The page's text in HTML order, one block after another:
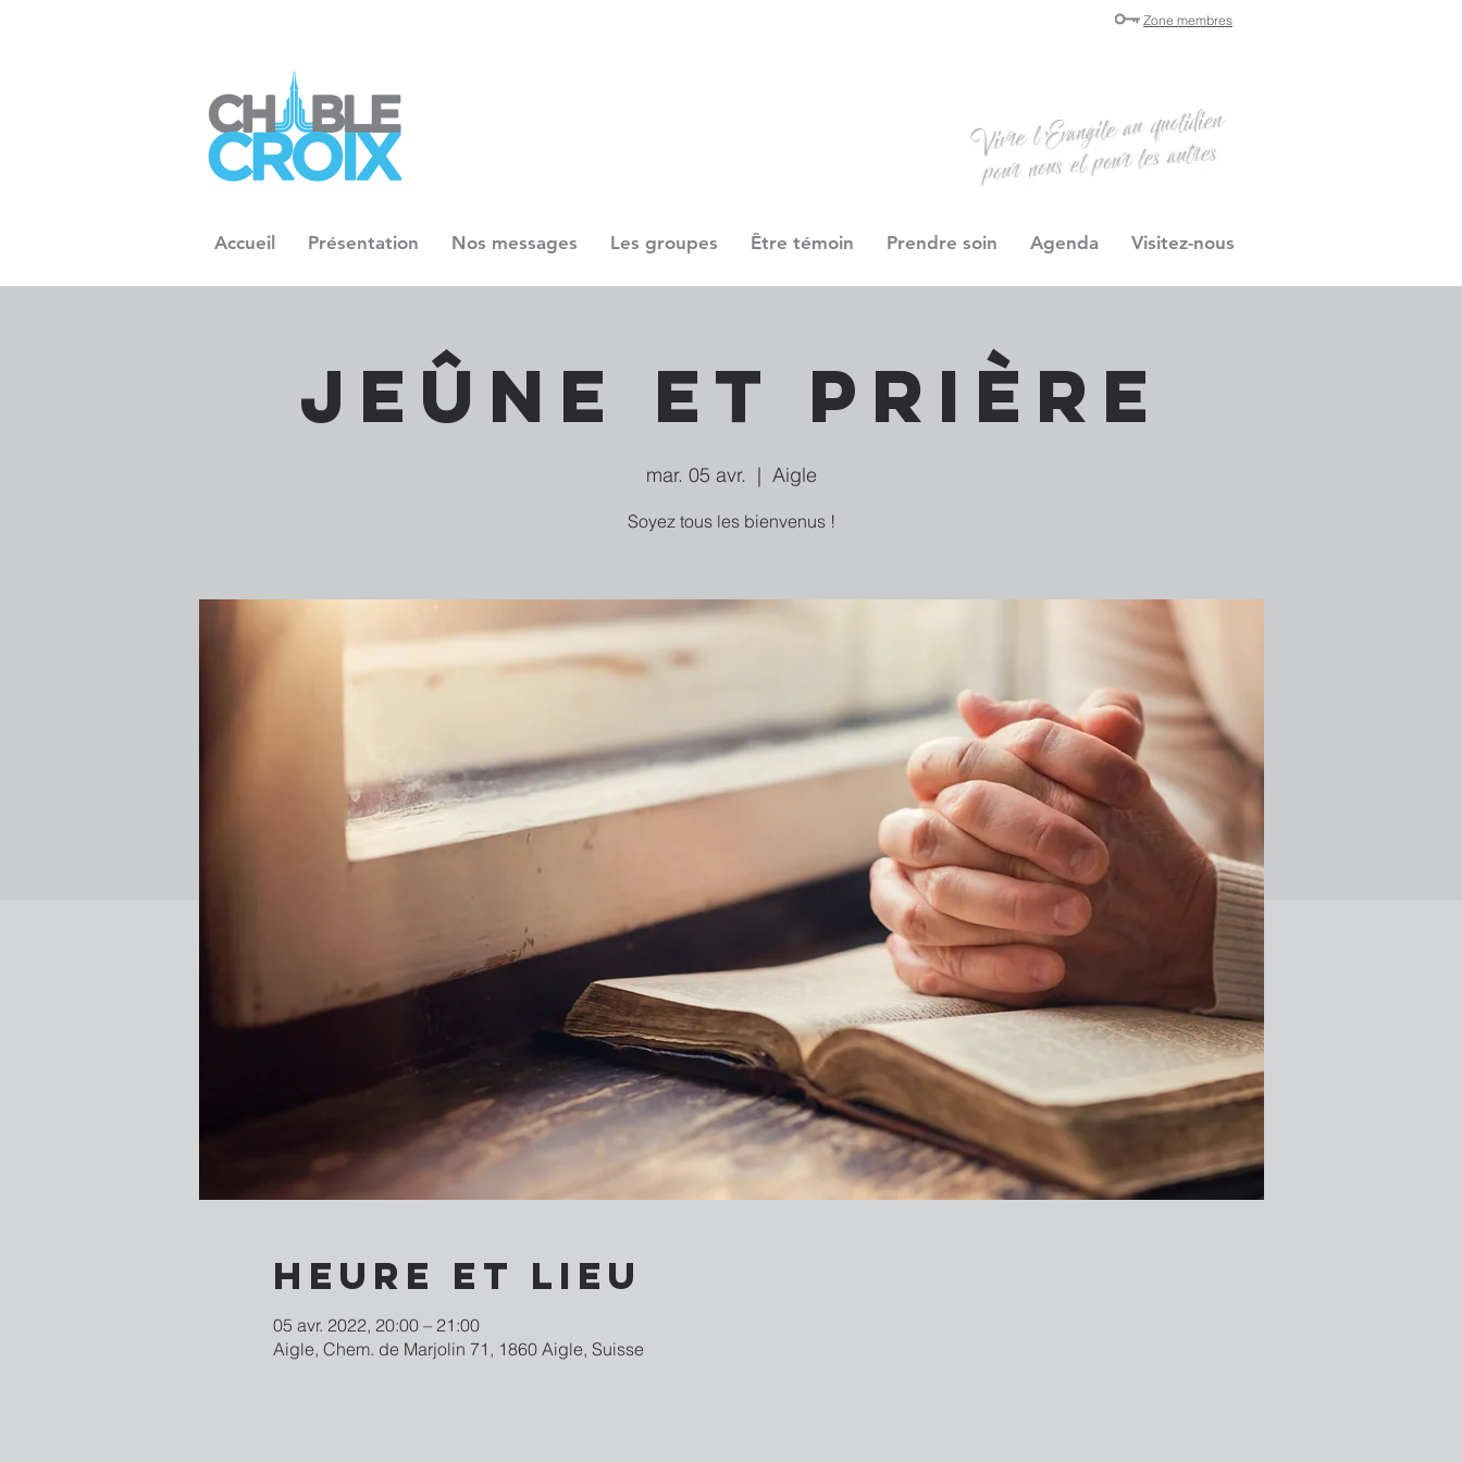
Zone membres
Accueil Présentation Nos messages Les groupes Être témoin Prendre soin Agenda Visitez-nous
Jeûne et Prière
mar. 05 avr.
  |
Aigle
Soyez tous les bienvenus !
Heure et lieu
05 avr. 2022, 20:00 – 21:00
Aigle, Chem. de Marjolin 71, 1860 Aigle, Suisse